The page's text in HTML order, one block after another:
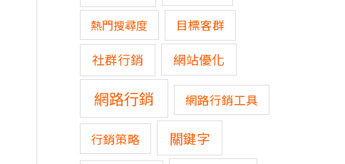
熱門搜尋度 目標客群
社群行銷 網站優化
網路行銷 網路行銷工具
行銷策略 關鍵字